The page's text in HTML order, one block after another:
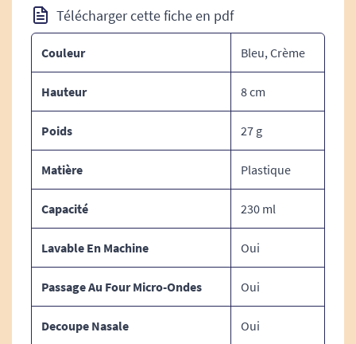
Hauteur : 12 cm
Diamètre : 5,3 à 7,3 cm (de la base au haut
du verre)
Contenance : 237 ml
Matières :
Composition : Plastique incassable,
inflexible
Polypropylène
Poids :
Poids : 27 g
Télécharger cette fiche en pdf
Couleur Bleu, Crème
Hauteur 8 cm
Poids 27 g
Matière Plastique
Capacité 230 ml
Lavable En Machine Oui
Passage Au Four Micro-Ondes Oui
Decoupe Nasale Oui